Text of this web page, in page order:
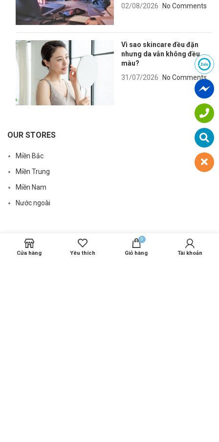
02/08/2026 No Comments
Vì sao skincare đều đặn
nhưng da vẫn không đều
màu?
31/07/2026
No Comments
OUR STORES
Miền Bắc
Miền Trung
Miền Nam
Nước ngoài
USEFUL LINKS
Cửa hàng Yêu thích
0
Giỏ hàng Tài khoản